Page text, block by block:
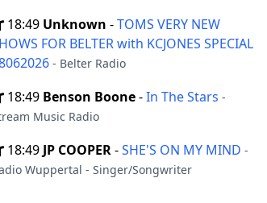
18:49 Unknown -TOMS VERY NEW
FOR BELTER with KCJONES SPECIAL
- Belter Radio
18:49 Benson Boone-In The Stars -
Music Radio
18:49 JP COOPER-SHE'S ON MY MIND -
Wuppertal - Singer/Songwriter